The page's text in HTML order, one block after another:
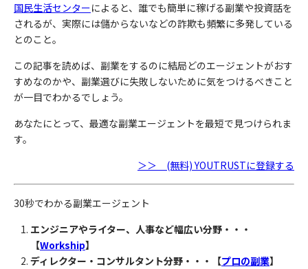
国民生活センターによると、誰でも簡単に稼げる副業や投資話を
されるが、実際には儲からないなどの詐欺も頻繁に多発している
とのこと。
この記事を読めば、副業をするのに結局どのエージェントがおす
すめなのかや、副業選びに失敗しないために気をつけるべきこと
が一目でわかるでしょう。
あなたにとって、最適な副業エージェントを最短で見つけられま
す。
＞＞ (無料) YOUTRUSTに登録する
30秒でわかる副業エージェント
エンジニアやライター、人事など幅広い分野・・・
【Workship】
ディレクター・コンサルタント分野・・・【プロの副業】